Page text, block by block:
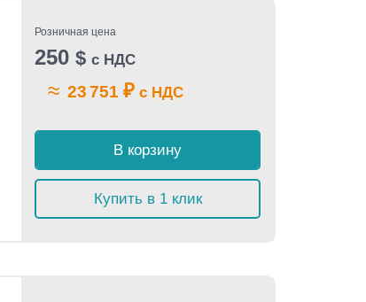
Розничная цена
250 $ с НДС
≈ 23 751 ₽ с НДС
В корзину
Купить в 1 клик